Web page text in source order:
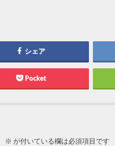
シェア
Pocket
※ が付いている欄は必須項目です